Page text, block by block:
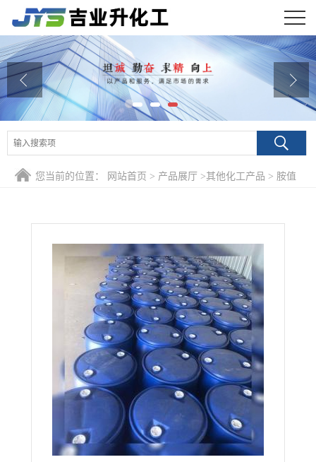
公司首页
公司介绍
公司动态
产品展厅
证书荣誉
在线留言
您当前的位置： 网站首页 > 产品展厅 >其他化工产品 > 胺值